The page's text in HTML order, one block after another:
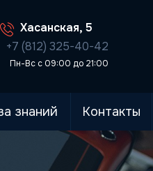
Хасанская, 5
+7 (812) 325-40-42
Пн-Вс с 09:00 до 21:00
знаний Контакты